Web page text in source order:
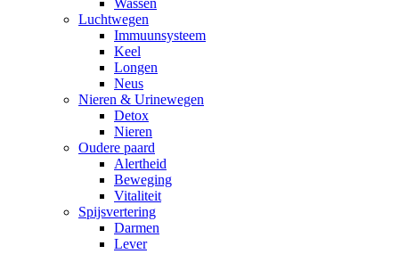
Wassen
Luchtwegen
Immuunsysteem
Keel
Longen
Neus
Nieren & Urinewegen
Detox
Nieren
Oudere paard
Alertheid
Beweging
Vitaliteit
Spijsvertering
Darmen
Lever